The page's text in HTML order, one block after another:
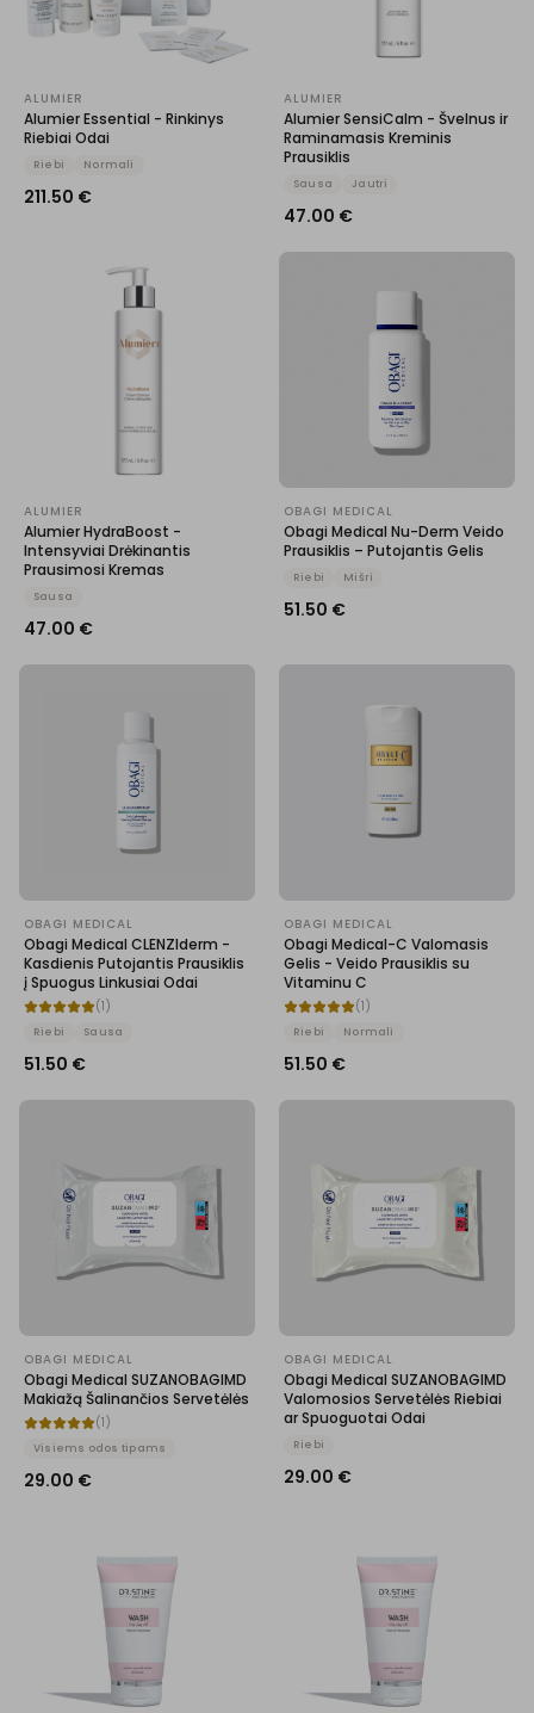
ALUMIER
Alumier Essential - Rinkinys
Riebiai Odai
Riebi Normali
211.50 €
ALUMIER
Alumier SensiCalm - Švelnus ir
Raminamasis Kreminis
Prausiklis
Sausa Jautri
47.00 €
ALUMIER
Alumier HydraBoost -
Intensyviai Drėkinantis
Prausimosi Kremas
Sausa
47.00 €
OBAGI MEDICAL
Obagi Medical Nu-Derm Veido
Prausiklis – Putojantis Gelis
Riebi Mišri
51.50 €
OBAGI MEDICAL
Obagi Medical CLENZIderm -
Kasdienis Putojantis Prausiklis
į Spuogus Linkusiai Odai
(1 )
Riebi Sausa
51.50 €
OBAGI MEDICAL
Obagi Medical-C Valomasis
Gelis - Veido Prausiklis su
Vitaminu C
(1 )
Riebi Normali
51.50 €
OBAGI MEDICAL
Obagi Medical SUZANOBAGIMD
Makiažą Šalinančios Servetėlės
(1 )
Visiems odos tipams
29.00 €
OBAGI MEDICAL
Obagi Medical SUZANOBAGIMD
Valomosios Servetėlės ​​Riebiai
ar Spuoguotai Odai
Riebi
29.00 €